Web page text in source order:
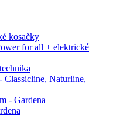
kosačky
for all + elektrické
Classicline, Naturline,
- Gardena